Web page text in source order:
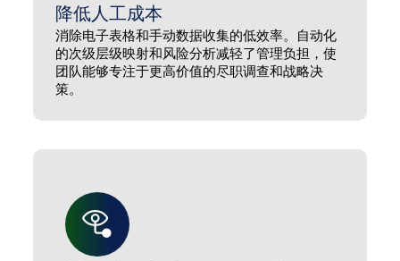
降低人工成本
消除电子表格和手动数据收集的低效率。自动化
的次级层级映射和风险分析减轻了管理负担，使
团队能够专注于更高价值的尽职调查和战略决
策。